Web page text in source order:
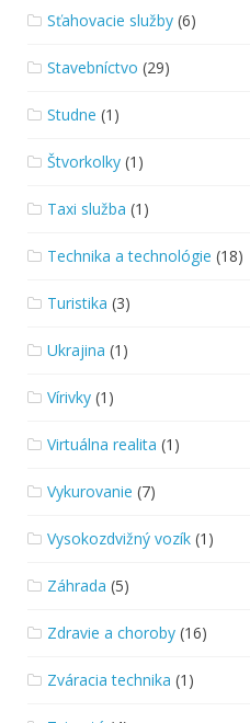
Sťahovacie služby (6)
Stavebníctvo (29)
Studne (1)
Štvorkolky (1)
Taxi služba (1)
Technika a technológie (18)
Turistika (3)
Ukrajina (1)
Vírivky (1)
Virtuálna realita (1)
Vykurovanie (7)
Vysokozdvižný vozík (1)
Záhrada (5)
Zdravie a choroby (16)
Zváracia technika (1)